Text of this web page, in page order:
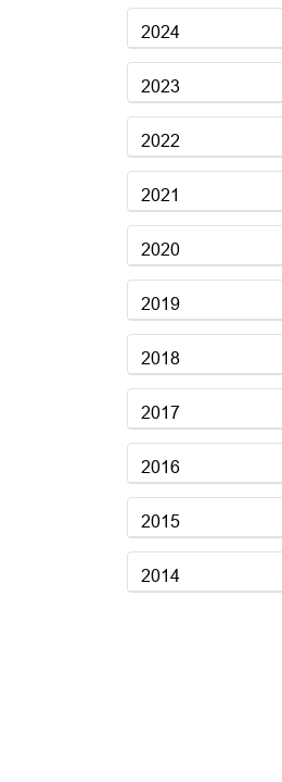
2024
2023
2022
2021
2020
2019
2018
2017
2016
2015
2014